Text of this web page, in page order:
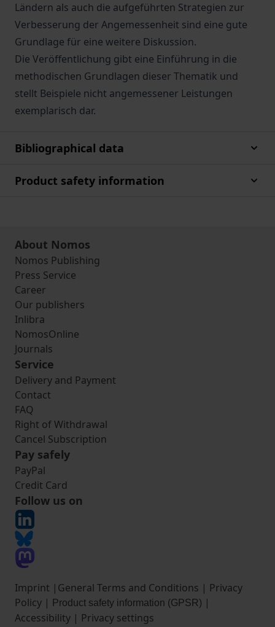
Ländern als auch die aufgeführten Strategien zur
Verbesserung der Angemessenheit sind eine gute
Grundlage für eine weitere Diskussion.
Die Veröffentlichung gibt eine Einführung in die
methodischen Grundlagen dieser Thematik und
stellt Beispiele nicht angemessener Leistungen
exemplarisch dar.
Bibliographical data
Product safety information
About Nomos
Nomos Publishing
Press Service
Career
Our publishers
Inlibra
NomosOnline
Journals
Service
Delivery and Payment
Contact
FAQ
Right of Withdrawal
Cancel Subscription
Pay safely
PayPal
Credit Card
Follow us on
Imprint | General Terms and Conditions | Privacy
Policy | Product safety information (GPSR) |
Accessibility | Privacy settings